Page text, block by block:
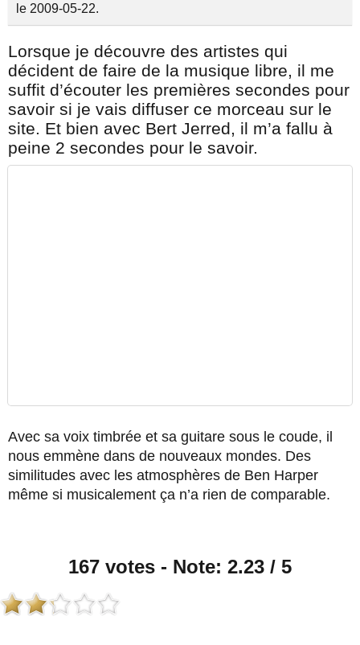
le 2009-05-22.
Lorsque je découvre des artistes qui
décident de faire de la musique libre, il me
suffit d’écouter les premières secondes pour
savoir si je vais diffuser ce morceau sur le
site. Et bien avec Bert Jerred, il m’a fallu à
peine 2 secondes pour le savoir.
Avec sa voix timbrée et sa guitare sous le coude, il
nous emmène dans de nouveaux mondes. Des
similitudes avec les atmosphères de Ben Harper
même si musicalement ça n’a rien de comparable.
167 votes - Note: 2.23 / 5